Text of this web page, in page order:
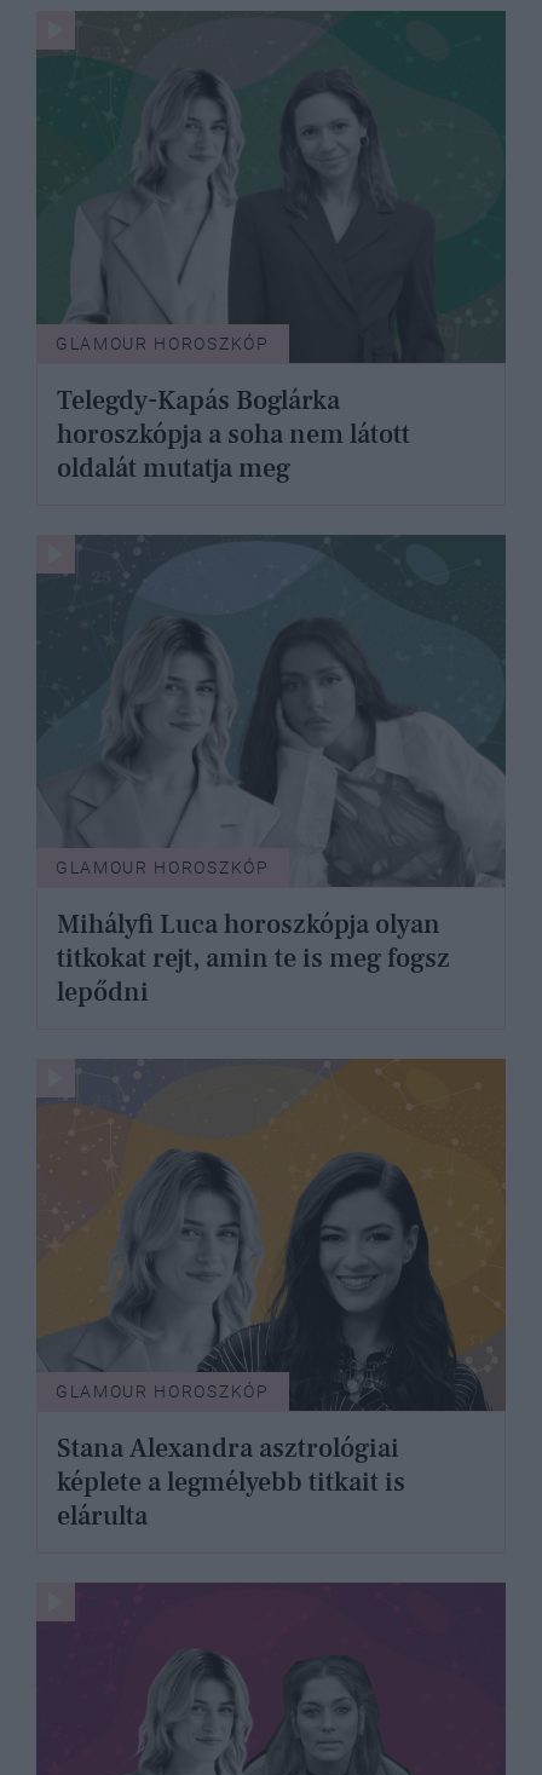
GLAMOUR HOROSZKÓP
Telegdy-Kapás Boglárka
horoszkópja a soha nem látott
oldalát mutatja meg
GLAMOUR HOROSZKÓP
Mihályfi Luca horoszkópja olyan
titkokat rejt, amin te is meg fogsz
lepődni
GLAMOUR HOROSZKÓP
Stana Alexandra asztrológiai
képlete a legmélyebb titkait is
elárulta